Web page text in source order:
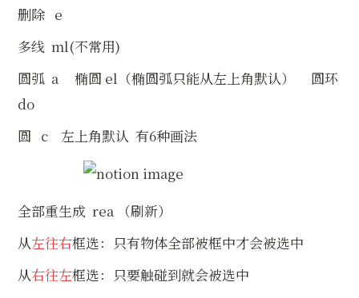
删除   e
多线  ml(不常用)
圆弧  a     椭圆 el（椭圆弧只能从左上角默认）     圆环
do
圆   c    左上角默认  有6种画法
全部重生成  rea （刷新）
从左往右框选：只有物体全部被框中才会被选中
从右往左框选：只要触碰到就会被选中